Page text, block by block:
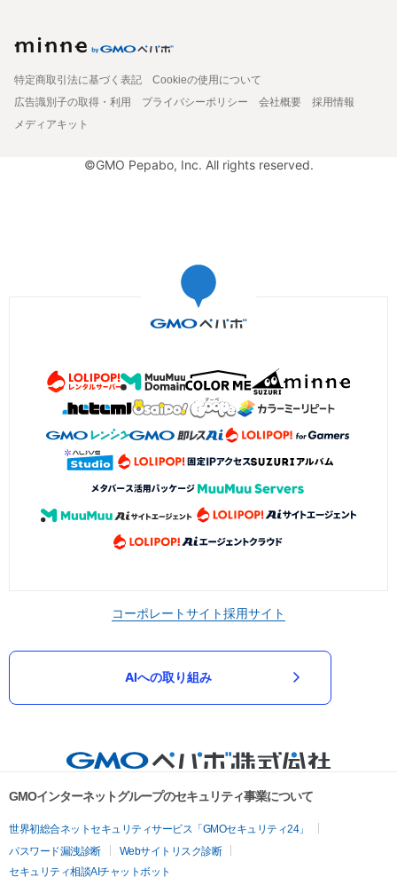
特定商取引法に基づく表記
Cookieの使用について
広告識別子の取得・利用
プライバシーポリシー 会社概要
採用情報
メディアキット
©GMO Pepabo, Inc. All rights reserved.
コーポレートサイト採用サイト
AIへの取り組み
GMOインターネットグループのセキュリティ事業について
世界初総合ネットセキュリティサービス「GMOセキュリティ24」
パスワード漏洩診断
Webサイトリスク診断
セキュリティ相談AIチャットボット